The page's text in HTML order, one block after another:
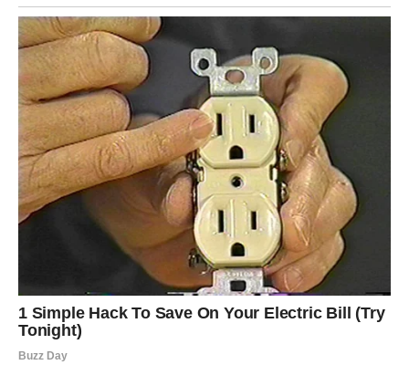
Posjeduje antibakterijska i protuupalna svojstva, pomažući u
zaštiti stanica od oštećenja uzrokovanih slobodnim radikalima.
Osim toga, služi kao učinkovit saveznik u održavanju zdrave
tjelesne težine. Nadalje, doprinosi borbi protiv infekcija i
smanjenju sluzi.